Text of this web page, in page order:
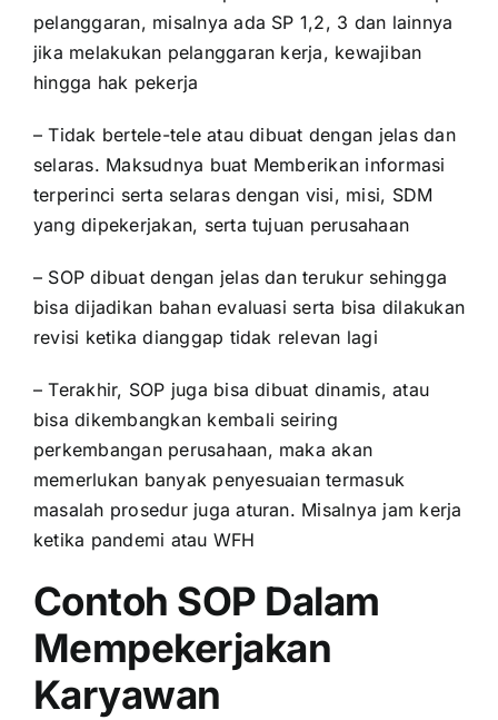
pelanggaran, misalnya ada SP 1,2, 3 dan lainnya
jika melakukan pelanggaran kerja, kewajiban
hingga hak pekerja
– Tidak bertele-tele atau dibuat dengan jelas dan
selaras. Maksudnya buat Memberikan informasi
terperinci serta selaras dengan visi, misi, SDM
yang dipekerjakan, serta tujuan perusahaan
– SOP dibuat dengan jelas dan terukur sehingga
bisa dijadikan bahan evaluasi serta bisa dilakukan
revisi ketika dianggap tidak relevan lagi
– Terakhir, SOP juga bisa dibuat dinamis, atau
bisa dikembangkan kembali seiring
perkembangan perusahaan, maka akan
memerlukan banyak penyesuaian termasuk
masalah prosedur juga aturan. Misalnya jam kerja
ketika pandemi atau WFH
Contoh SOP Dalam
Mempekerjakan
Karyawan